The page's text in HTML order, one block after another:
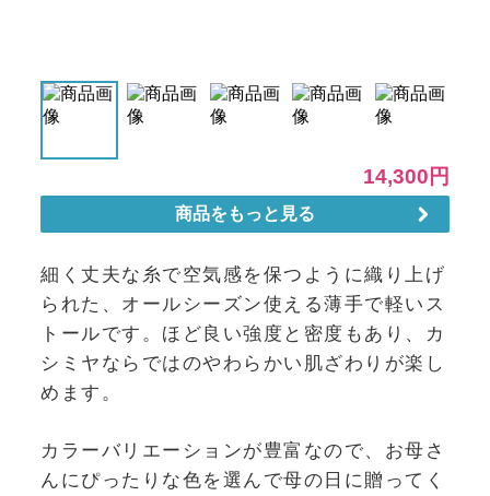
細く丈夫な糸で空気感を保つように織り上げ
られた、オールシーズン使える薄手で軽いス
トールです。ほど良い強度と密度もあり、カ
シミヤならではのやわらかい肌ざわりが楽し
めます。
カラーバリエーションが豊富なので、お母さ
んにぴったりな色を選んで母の日に贈ってく